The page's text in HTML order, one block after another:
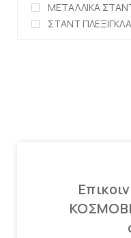
ΜΕΤΑΛΛΙΚΑ
ΣΤΑΝΤ